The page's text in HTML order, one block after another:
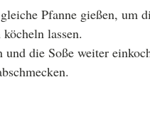
Pfanne gießen, um
lassen.
die Soße weiter